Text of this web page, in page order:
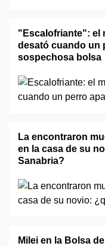
"Escalofriante": el
desató cuando un
sospechosa bolsa
La encontraron
en la casa de su
Sanabria?
Milei en la Bolsa